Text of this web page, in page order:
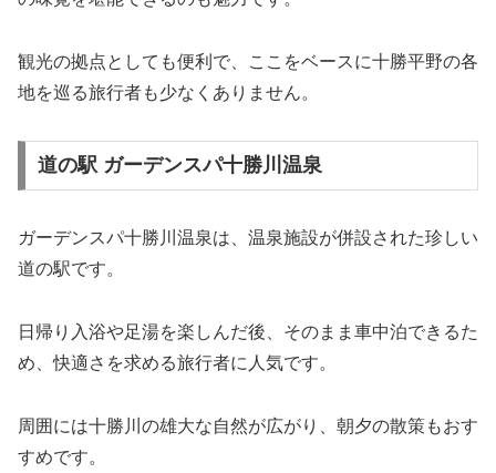
観光の拠点としても便利で、ここをベースに十勝平野の各
地を巡る旅行者も少なくありません。
道の駅 ガーデンスパ十勝川温泉
ガーデンスパ十勝川温泉は、温泉施設が併設された珍しい
道の駅です。
日帰り入浴や足湯を楽しんだ後、そのまま車中泊できるた
め、快適さを求める旅行者に人気です。
周囲には十勝川の雄大な自然が広がり、朝夕の散策もおす
すめです。